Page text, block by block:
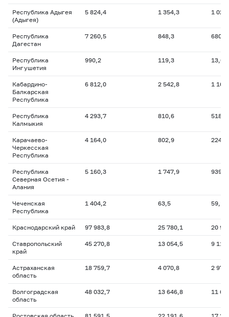
Республика Адыгея
(Адыгея)
5 824,4 1 354,3 1
Республика
Дагестан
7 260,5 848,3 680,9
Республика
Ингушетия
990,2 119,3 13,0
Кабардино-
Балкарская
Республика
6 812,0 2 542,8 1
Республика
Калмыкия
4 293,7 810,6 518,8
Карачаево-
Черкесская
Республика
4 164,0 802,9 224,8
Республика
Северная Осетия -
Алания
5 160,3 1 747,9 939,6
Чеченская
Республика
1 404,2 63,5 59,1
Краснодарский край 97 983,8 25 780,1 20
Ставропольский
край
45 270,8 13 054,5 9
Астраханская
область
18 759,7 4 070,8 2
Волгоградская
область
48 032,7 13 646,8 11